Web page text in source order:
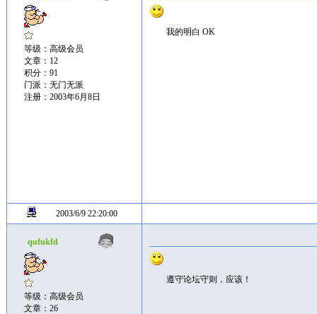
等级：高级会员
文章：12
积分：91
门派：无门无派
注册：2003年6月8日
我的明白 OK
2003/6/9 22:20:00
qufukfd
等级：高级会员
文章：26
遵守论坛守则，应该！